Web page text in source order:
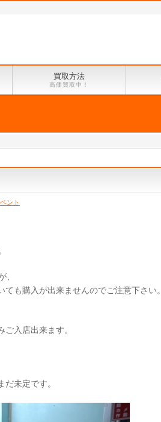
買取方法
高価買取中！
ント
、
も購入が出来ませんのでご注意下さい。
入店出来ます。
未定です。